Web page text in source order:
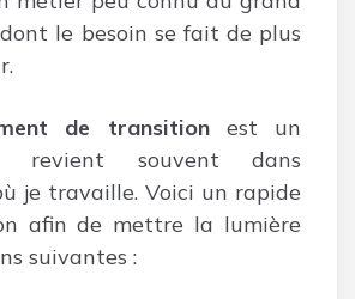
le besoin se fait de plus
de transitionest un
revient souvent dans
je travaille. Voici un rapide
afin de mettre la lumière
suivantes :